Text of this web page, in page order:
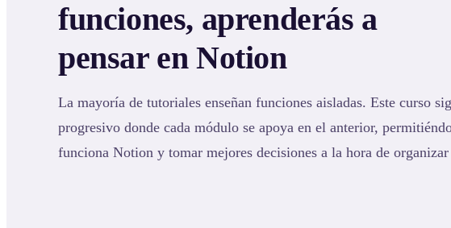
funciones, aprenderás a
pensar en Notion
La mayoría de tutoriales enseñan funciones aisladas. Este curso
progresivo donde cada módulo se apoya en el anterior,
funciona Notion y tomar mejores decisiones a la hora de